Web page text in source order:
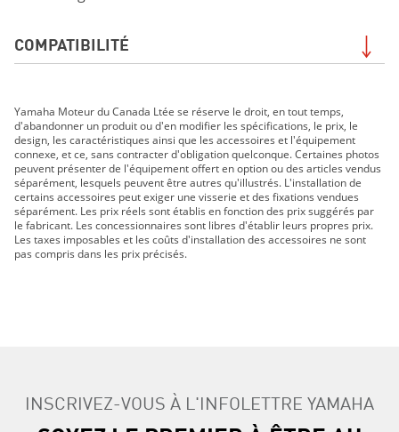
COMPATIBILITÉ
EXR 2019
EX DELUXE 2019
EX 2019
FX HO 2019
FX CRUISER HO 2019
FX SVHO 2019
FX CRUISER SVHO 2019
GP1800R 2019
242X E-SERIES 2019
242 LIMITED S E-SERIES 2019
Yamaha Moteur du Canada Ltée se réserve le droit, en tout temps,
d'abandonner un produit ou d'en modifier les spécifications, le prix, le
design, les caractéristiques ainsi que les accessoires et l'équipement
connexe, et ce, sans contracter d'obligation quelconque. Certaines photos
peuvent présenter de l'équipement offert en option ou des articles vendus
séparément, lesquels peuvent être autres qu'illustrés. L'installation de
certains accessoires peut exiger une visserie et des fixations vendues
séparément. Les prix réels sont établis en fonction des prix suggérés par
le fabricant. Les concessionnaires sont libres d'établir leurs propres prix.
Les taxes imposables et les coûts d'installation des accessoires ne sont
pas compris dans les prix précisés.
INSCRIVEZ-VOUS À L'INFOLETTRE YAMAHA